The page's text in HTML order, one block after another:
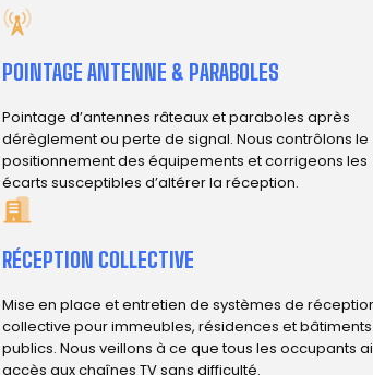
POINTAGE ANTENNE & PARABOLES
Pointage d’antennes râteaux et paraboles après
dérèglement ou perte de signal. Nous contrôlons le
positionnement des équipements et corrigeons les
écarts susceptibles d’altérer la réception.
RÉCEPTION COLLECTIVE
Mise en place et entretien de systèmes de
collective pour immeubles, résidences et bâtiments
publics. Nous veillons à ce que tous les occupants
accès aux chaînes TV sans difficulté.